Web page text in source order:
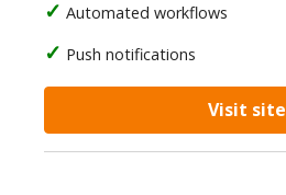
Automated workflows
Push notifications
Visit site